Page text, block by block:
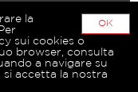
OK
la
sui cookies o
browser, consulta
a navigare su
accetta la nostra